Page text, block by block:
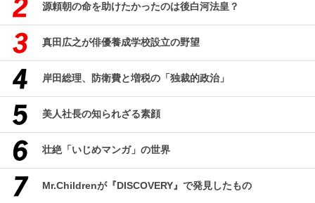
源頼朝の命を助けたかったのは後白河法皇？
真田広之が俳優養成学校設立の野望
岸田総理、防衛費と増税の「独裁的政治」
美人社長の知られざる素顔
壮絶「いじめマンガ」の世界
Mr.Childrenが『DISCOVERY』で発見したもの